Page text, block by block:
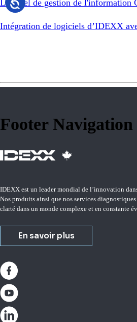
Logiciel de gestion de l'information
Intégration de logiciels d’IDEXX
Footer Navigation
IDEXX est un leader mondial de l’innovation
Nos produits ainsi que nos services
clarté dans un monde complexe et en constante
En savoir plus